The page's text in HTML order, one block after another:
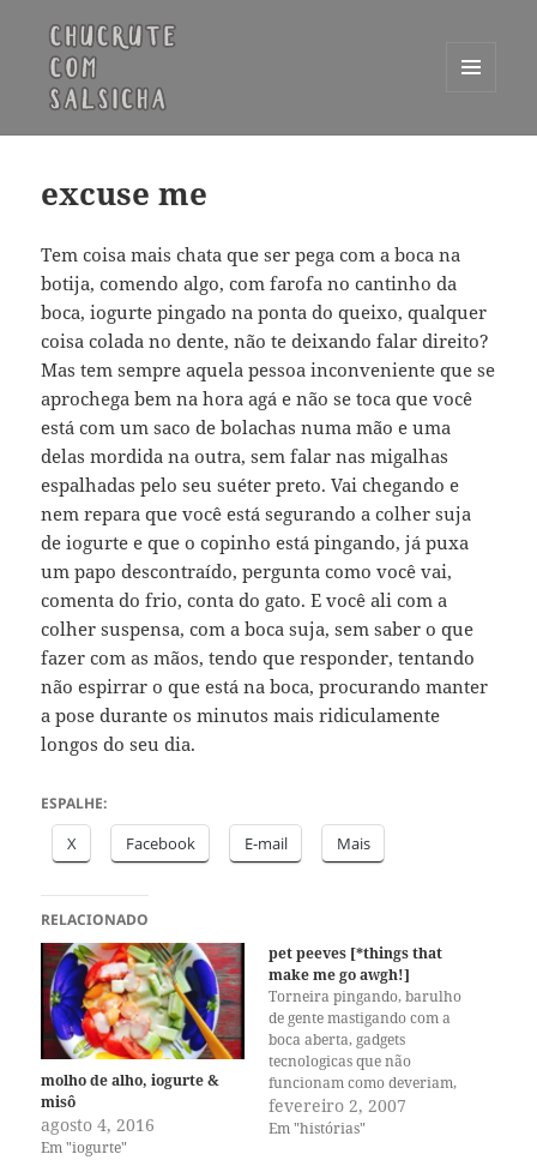
WIDGETS
excuse me
Tem coisa mais chata que ser pega com a boca na
botija, comendo algo, com farofa no cantinho da
boca, iogurte pingado na ponta do queixo, qualquer
coisa colada no dente, não te deixando falar direito?
Mas tem sempre aquela pessoa inconveniente que se
aprochega bem na hora agá e não se toca que você
está com um saco de bolachas numa mão e uma
delas mordida na outra, sem falar nas migalhas
espalhadas pelo seu suéter preto. Vai chegando e
nem repara que você está segurando a colher suja
de iogurte e que o copinho está pingando, já puxa
um papo descontraído, pergunta como você vai,
comenta do frio, conta do gato. E você ali com a
colher suspensa, com a boca suja, sem saber o que
fazer com as mãos, tendo que responder, tentando
não espirrar o que está na boca, procurando manter
a pose durante os minutos mais ridiculamente
longos do seu dia.
ESPALHE:
X Facebook E-mail Mais
RELACIONADO
molho de alho, iogurte &
misô
agosto 4, 2016
Em "iogurte"
pet peeves [*things that
make me go awgh!]
Torneira pingando, barulho
de gente mastigando com a
boca aberta, gadgets
tecnologicas que não
funcionam como deveriam,
gente que te deixa falando
sozinha, papo hipocondríaco,
fevereiro 2, 2007
Em "histórias"